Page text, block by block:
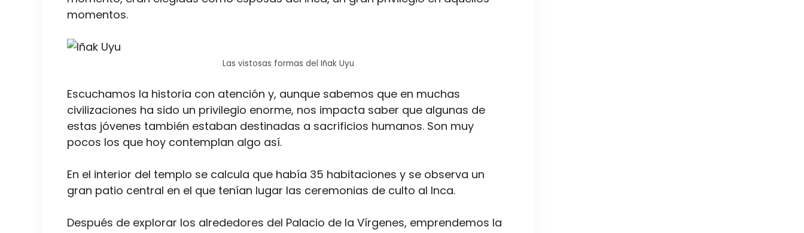
momentos.
Las vistosas formas del Iñak Uyu
Escuchamos la historia con atención y, aunque sabemos que en muchas
civilizaciones ha sido un privilegio enorme, nos impacta saber que algunas de
estas jóvenes también estaban destinadas a sacrificios humanos. Son muy
pocos los que hoy contemplan algo así.
En el interior del templo se calcula que había 35 habitaciones y se observa un
gran patio central en el que tenían lugar las ceremonias de culto al Inca.
Después de explorar los alrededores del Palacio de la Vírgenes, emprendemos la